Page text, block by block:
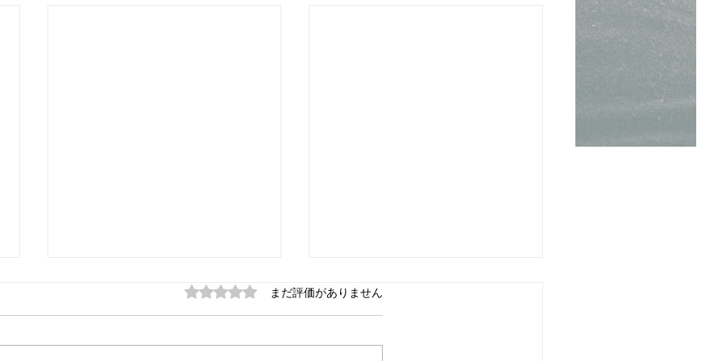
5つ星のうち0と評価されています。
まだ評価がありません